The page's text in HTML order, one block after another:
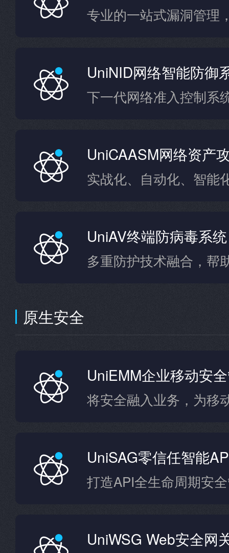
UniNID网络智能防御
下一代网络准入控制系
UniCAASM网络资产
UniAV终端防病毒系统
原生安全
UniEMM企业移动安
UniSAG零信任智能
UniWSG Web安全网